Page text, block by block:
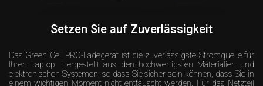
Setzen Sie auf Zuverlässigkeit
Das Green Cell PRO-Ladegerät ist die zuverlässigste Stromquelle für
Ihren Laptop. Hergestellt aus den hochwertigsten Materialien und
elektronischen Systemen, so dass Sie sicher sein können, dass Sie in
einem wichtigen Moment nicht enttäuscht werden. Für das Netzteil